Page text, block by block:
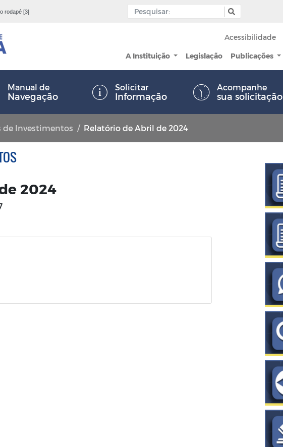
rodapé [3]
Acessibilidade
A Instituição Legislação Publicações
Manual de
Navegação
Solicitar
Informação
Acompanhe
sua solicitação
de Investimentos Relatório de Abril de 2024
2024